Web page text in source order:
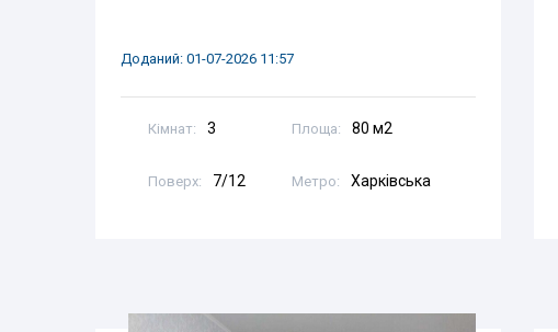
Доданий: 01-07-2026 11:57
Кімнат: 3 Площа: 80 м2
Поверх: 7/12 Метро: Харківська